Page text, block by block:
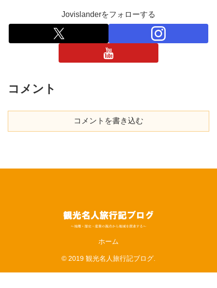
Jovislanderをフォローする
コメント
コメントを書き込む
ホーム
© 2019 観光名人旅行記ブログ.